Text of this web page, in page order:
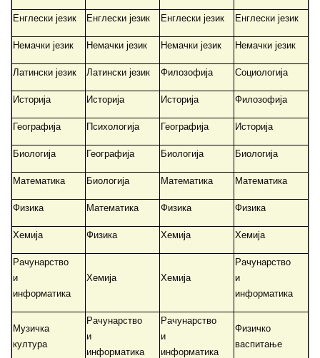
Енглески језик Енглески језик Енглески језик Енглески језик
Немачки језик Немачки језик Немачки језик Немачки језик
Латински језик Латински језик Филозофија Социологија
Историја Историја Историја Филозофија
Географија Психологија Географија Историја
Биологија Географија Биологија Биологија
Математика Биологија Математика Математика
Физика Математика Физика Физика
Хемија Физика Хемија Хемија
Рачунарство
и
информатика
Хемија Хемија
Рачунарство
и
информатика
Музичка
култура
Рачунарство
и
информатика
Рачунарство
и
информатика
Физичко
васпитање